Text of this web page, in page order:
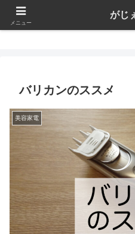
がじ
バリカンのススメ
美容家電
メニュー
がじ